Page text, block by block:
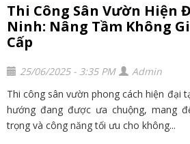
Thi Công Sân Vườn Hiện
Ninh: Nâng Tầm Không
Cấp
25/06/2025 - 3:35 PM
Admin
Thi công sân vườn phong cách hiện đại
hướng đang được ưa chuộng, mang
trọng và công năng tối ưu cho không...